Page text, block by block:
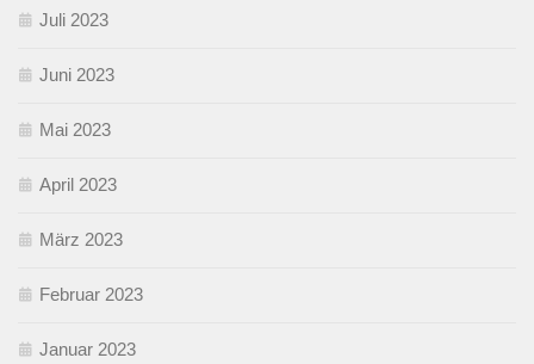
Juli 2023
Juni 2023
Mai 2023
April 2023
März 2023
Februar 2023
Januar 2023